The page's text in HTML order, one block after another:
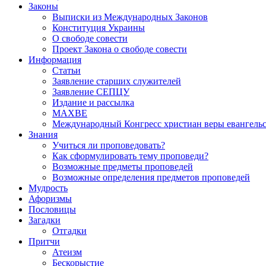
Законы
Выписки из Международных Законов
Конституция Украины
О свободе совести
Проект Закона о свободе совести
Информация
Статьи
Заявление старших служителей
Заявление СЕПЦУ
Издание и рассылка
МАХВЕ
Международный Конгресс христиан веры
Знания
Учиться ли проповедовать?
Как сформулировать тему проповеди?
Возможные предметы проповедей
Возможные определения предметов проповедей
Мудрость
Афоризмы
Пословицы
Загадки
Отгадки
Притчи
Атеизм
Бескорыстие